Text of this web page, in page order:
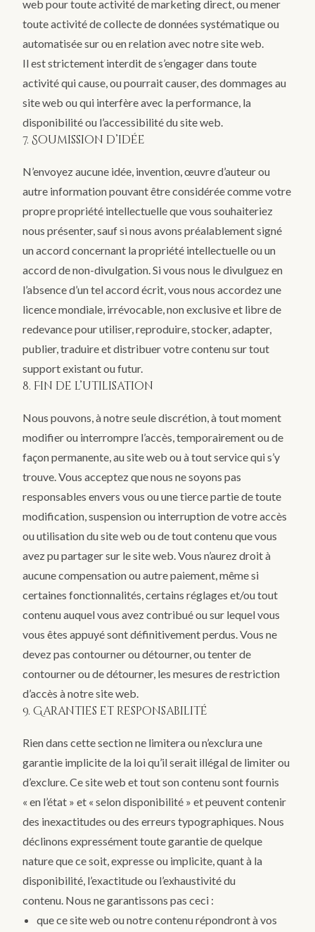
web pour toute activité de marketing direct, ou mener
toute activité de collecte de données systématique ou
automatisée sur ou en relation avec notre site web.
Il est strictement interdit de s’engager dans toute
activité qui cause, ou pourrait causer, des dommages au
site web ou qui interfère avec la performance, la
disponibilité ou l’accessibilité du site web.
7. Soumission d’idée
N’envoyez aucune idée, invention, œuvre d’auteur ou
autre information pouvant être considérée comme votre
propre propriété intellectuelle que vous souhaiteriez
nous présenter, sauf si nous avons préalablement signé
un accord concernant la propriété intellectuelle ou un
accord de non-divulgation. Si vous nous le divulguez en
l’absence d’un tel accord écrit, vous nous accordez une
licence mondiale, irrévocable, non exclusive et libre de
redevance pour utiliser, reproduire, stocker, adapter,
publier, traduire et distribuer votre contenu sur tout
support existant ou futur.
8. Fin de l’utilisation
Nous pouvons, à notre seule discrétion, à tout moment
modifier ou interrompre l’accès, temporairement ou de
façon permanente, au site web ou à tout service qui s’y
trouve. Vous acceptez que nous ne soyons pas
responsables envers vous ou une tierce partie de toute
modification, suspension ou interruption de votre accès
ou utilisation du site web ou de tout contenu que vous
avez pu partager sur le site web. Vous n’aurez droit à
aucune compensation ou autre paiement, même si
certaines fonctionnalités, certains réglages et/ou tout
contenu auquel vous avez contribué ou sur lequel vous
vous êtes appuyé sont définitivement perdus. Vous ne
devez pas contourner ou détourner, ou tenter de
contourner ou de détourner, les mesures de restriction
d’accès à notre site web.
9. Garanties et responsabilité
Rien dans cette section ne limitera ou n’exclura une
garantie implicite de la loi qu’il serait illégal de limiter ou
d’exclure. Ce site web et tout son contenu sont fournis
« en l’état » et « selon disponibilité » et peuvent contenir
des inexactitudes ou des erreurs typographiques. Nous
déclinons expressément toute garantie de quelque
nature que ce soit, expresse ou implicite, quant à la
disponibilité, l’exactitude ou l’exhaustivité du
contenu. Nous ne garantissons pas ceci :
que ce site web ou notre contenu répondront à vos